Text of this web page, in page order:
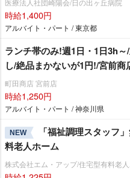
時給1,400円
アルバイト・パート / 東京都
ランチ帯のみ!週1日・1日3h
し/絶品まかないが1円!/宮前
町田商店 宮前店
時給1,250円
アルバイト・パート / 神奈川県
NEW
「福祉調理スタッフ
料老人ホーム
株式会社エム・アップ/住宅型有料老